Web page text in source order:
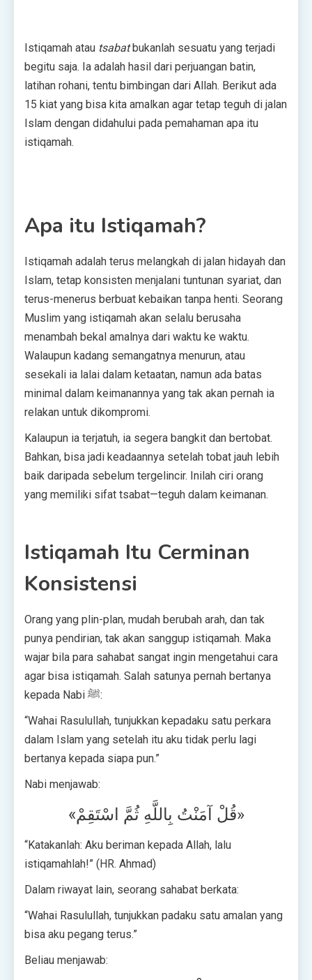
Istiqamah atau tsabatbukanlah sesuatu yang terjadi
begitu saja. Ia adalah hasil dari perjuangan batin,
latihan rohani, tentu bimbingan dari Allah. Berikut ada
15 kiat yang bisa kita amalkan agar tetap teguh di jalan
Islam dengan didahului pada pemahaman apa itu
istiqamah.
Apa itu Istiqamah?
Istiqamah adalah terus melangkah di jalan hidayah dan
Islam, tetap konsisten menjalani tuntunan syariat, dan
terus-menerus berbuat kebaikan tanpa henti. Seorang
Muslim yang istiqamah akan selalu berusaha
menambah bekal amalnya dari waktu ke waktu.
Walaupun kadang semangatnya menurun, atau
sesekali ia lalai dalam ketaatan, namun ada batas
minimal dalam keimanannya yang tak akan pernah ia
relakan untuk dikompromi.
Kalaupun ia terjatuh, ia segera bangkit dan bertobat.
Bahkan, bisa jadi keadaannya setelah tobat jauh lebih
baik daripada sebelum tergelincir. Inilah ciri orang
yang memiliki sifat tsabat—teguh dalam keimanan.
Istiqamah Itu Cerminan
Konsistensi
Orang yang plin-plan, mudah berubah arah, dan tak
punya pendirian, tak akan sanggup istiqamah. Maka
wajar bila para sahabat sangat ingin mengetahui cara
agar bisa istiqamah. Salah satunya pernah bertanya
kepada Nabi ﷺ:
“Wahai Rasulullah, tunjukkan kepadaku satu perkara
dalam Islam yang setelah itu aku tidak perlu lagi
bertanya kepada siapa pun.”
Nabi menjawab:
«قُلْ آمَنْتُ بِاللَّهِ ثُمَّ اسْتَقِمْ»
“Katakanlah: Aku beriman kepada Allah, lalu
istiqamahlah!” (HR. Ahmad)
Dalam riwayat lain, seorang sahabat berkata:
“Wahai Rasulullah, tunjukkan padaku satu amalan yang
bisa aku pegang terus.”
Beliau menjawab: